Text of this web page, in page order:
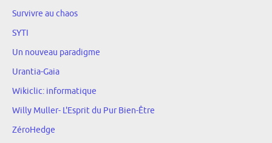
Survivre au chaos
SYTI
Un nouveau paradigme
Urantia-Gaia
Wikiclic: informatique
Willy Muller- L'Esprit du Pur Bien-Être
ZéroHedge